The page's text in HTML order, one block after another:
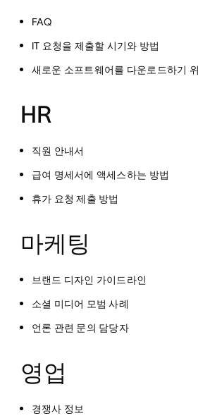
FAQ
IT 요청을 제출할 시기와 방법
새로운 소프트웨어를 다운로드하기
HR
직원 안내서
급여 명세서에 액세스하는 방법
휴가 요청 제출 방법
마케팅
브랜드 디자인 가이드라인
소셜 미디어 모범 사례
언론 관련 문의 담당자
영업
경쟁사 정보